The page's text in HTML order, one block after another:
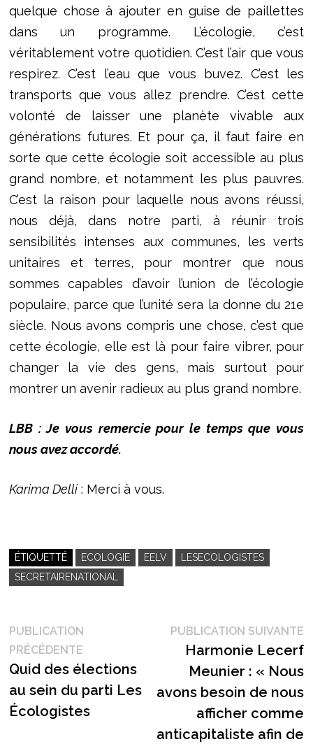
quelque chose à ajouter en guise de paillettes
dans un programme. L’écologie, c’est
véritablement votre quotidien. C’est l’air que vous
respirez. C’est l’eau que vous buvez. C’est les
transports que vous allez prendre. C’est cette
volonté de laisser une planète vivable aux
générations futures. Et pour ça, il faut faire en
sorte que cette écologie soit accessible au plus
grand nombre, et notamment les plus pauvres.
C’est la raison pour laquelle nous avons réussi,
nous déjà, dans notre parti, à réunir trois
sensibilités intenses aux communes, les verts
unitaires et terres, pour montrer que nous
sommes capables d’avoir l’union de l’écologie
populaire, parce que l’unité sera la donne du 21e
siècle. Nous avons compris une chose, c’est que
cette écologie, elle est là pour faire vibrer, pour
changer la vie des gens, mais surtout pour
montrer un avenir radieux au plus grand nombre.
LBB : Je vous remercie pour le temps que vous
nous avez accordé.
Karima Delli: Merci à vous.
ÉTIQUETTÉ ECOLOGIE EELV
LESECOLOGISTES
SECRETAIRENATIONAL
Navigation
de
l’article
PUBLICATION
PRÉCÉDENTEPublication
précédente :
Quid des élections
au sein du parti Les
Écologistes
PUBLICATION SUIVANTE
Harmonie Lecerf
Meunier : « Nous
avons besoin de nous
afficher comme
anticapitaliste afin de